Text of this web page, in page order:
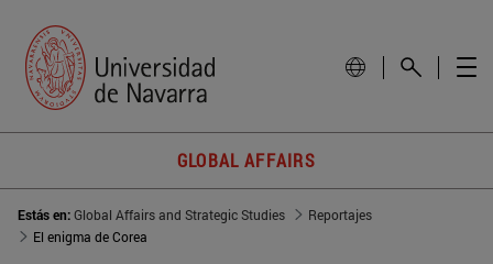
GLOBAL AFFAIRS
Estás en:Global Affairs and Strategic Studies
Reportajes
El enigma de Corea